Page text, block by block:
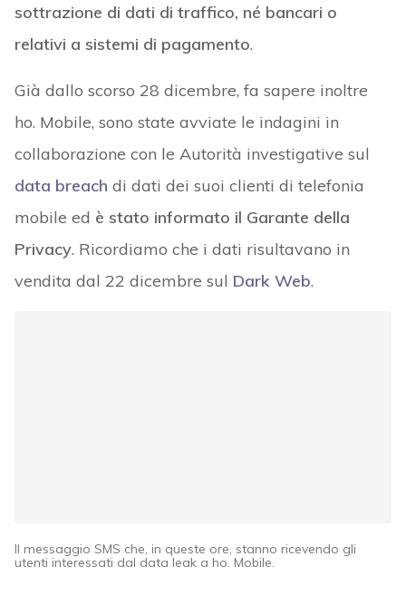
sottrazione di dati di traffico, né bancari o
relativi a sistemi di pagamento.
Già dallo scorso 28 dicembre, fa sapere inoltre
ho. Mobile, sono state avviate le indagini in
collaborazione con le Autorità investigative sul
data breach di dati dei suoi clienti di telefonia
mobile ed è stato informato il Garante della
Privacy. Ricordiamo che i dati risultavano in
vendita dal 22 dicembre sul Dark Web.
Il messaggio SMS che, in queste ore, stanno ricevendo gli
utenti interessati dal data leak a ho. Mobile.